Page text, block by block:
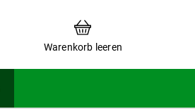
WARENKORB
Warenkorb leeren